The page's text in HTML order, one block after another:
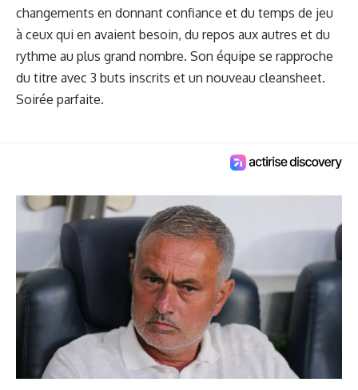
changements en donnant confiance et du temps de jeu
à ceux qui en avaient besoin, du repos aux autres et du
rythme au plus grand nombre. Son équipe se rapproche
du titre avec 3 buts inscrits et un nouveau cleansheet.
Soirée parfaite.